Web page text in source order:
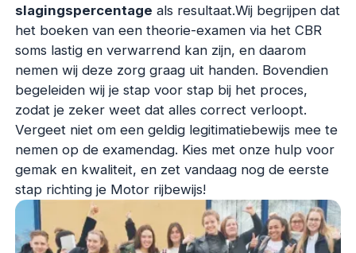
slagingspercentage als resultaat.Wij begrijpen dat
het boeken van een theorie-examen via het CBR
soms lastig en verwarrend kan zijn, en daarom
nemen wij deze zorg graag uit handen. Bovendien
begeleiden wij je stap voor stap bij het proces,
zodat je zeker weet dat alles correct verloopt.
Vergeet niet om een geldig legitimatiebewijs mee te
nemen op de examendag. Kies met onze hulp voor
gemak en kwaliteit, en zet vandaag nog de eerste
stap richting je Motor rijbewijs!